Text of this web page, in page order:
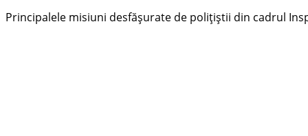
Principalele misiuni desfășurate de polițiștii din cadrul